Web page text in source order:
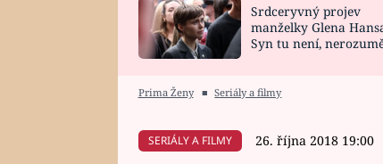
HOROSKOP NA
CELEBRITY
VAŘENÍ
Srdceryvný projev
manželky Glena
Syn tu není,
Prima Ženy ■ Seriály a filmy
SERIÁLY A FILMY 26. října 2018 19:00